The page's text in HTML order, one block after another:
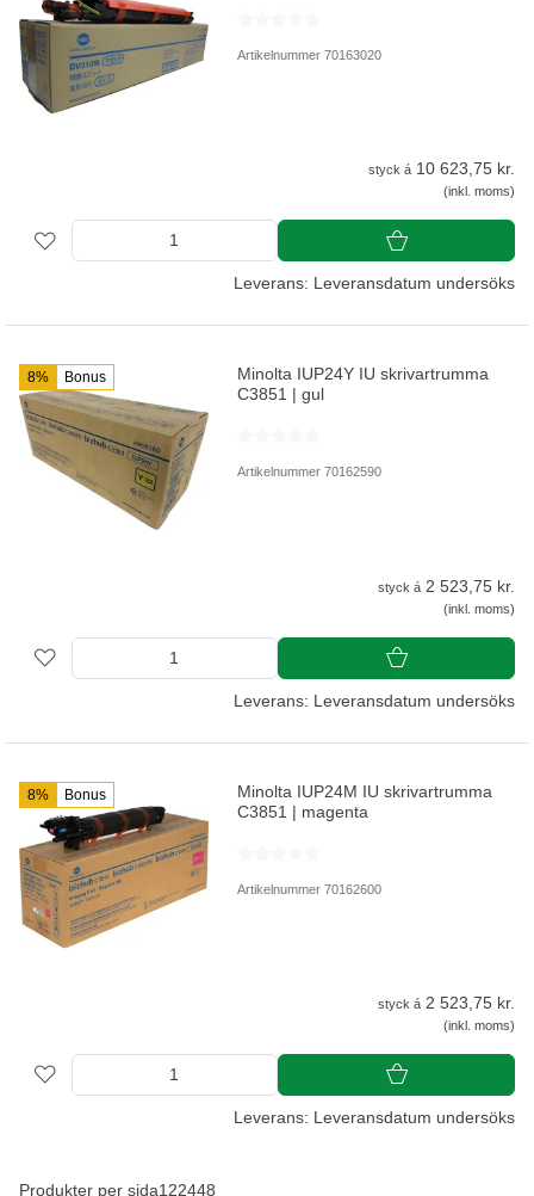
Artikelnummer 70163020
styck á 10 623,75 kr.
(inkl. moms)
Leverans: Leveransdatum undersöks
8% Bonus
Minolta IUP24Y IU skrivartrumma
C3851 | gul
Artikelnummer 70162590
styck á 2 523,75 kr.
(inkl. moms)
Leverans: Leveransdatum undersöks
8% Bonus
Minolta IUP24M IU skrivartrumma
C3851 | magenta
Artikelnummer 70162600
styck á 2 523,75 kr.
(inkl. moms)
Leverans: Leveransdatum undersöks
Produkter per sida122448